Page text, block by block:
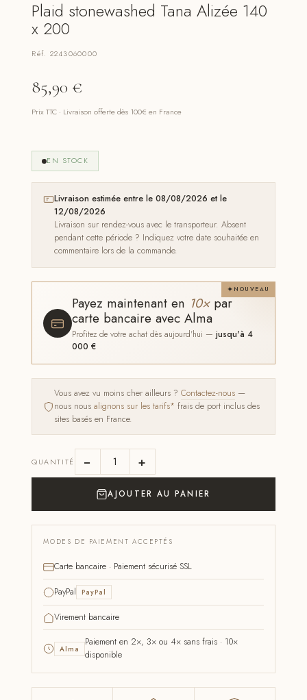
Plaid stonewashed Tana Alizée 140
x 200
Réf. 2243060000
85,90 €
Prix TTC · Livraison offerte dès 100€ en France
EN STOCK
Livraison estimée entre le 08/08/2026 et le
12/08/2026
Livraison sur rendez-vous avec le transporteur. Absent
pendant cette période ? Indiquez votre date souhaitée en
commentaire lors de la commande.
NOUVEAU
Payez maintenant en 10×par
carte bancaire avec Alma
Profitez de votre achat dès aujourd'hui —jusqu'à 4
000 €
Vous avez vu moins cher ailleurs ?Contactez-nous —
nous nousalignons sur les tarifs* frais de port inclus des
sites basés en France.
QUANTITÉ − +
AJOUTER AU PANIER
MODES DE PAIEMENT ACCEPTÉS
Carte bancaire · Paiement sécurisé SSL
PayPal PayPal
Virement bancaire
Alma
Paiement en 2×, 3× ou 4× sans frais · 10×
disponible